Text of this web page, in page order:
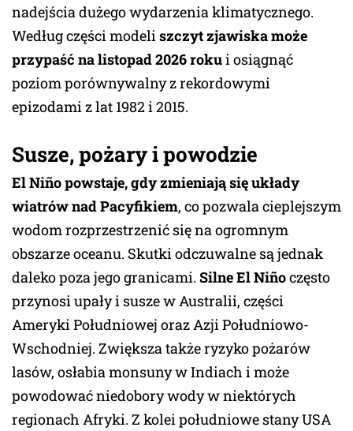
nadejścia dużego wydarzenia klimatycznego.
Według części modeliszczyt zjawiska może
przypaść na listopad 2026 rokui osiągnąć
poziom porównywalny z rekordowymi
epizodami z lat 1982 i 2015.
Susze, pożary i powodzie
El Niño powstaje, gdy zmieniają się układy
wiatrów nad Pacyfikiem, co pozwala cieplejszym
wodom rozprzestrzenić się na ogromnym
obszarze oceanu. Skutki odczuwalne są jednak
daleko poza jego granicami. Silne El Niñoczęsto
przynosi upały i susze w Australii, części
Ameryki Południowej oraz Azji Południowo-
Wschodniej. Zwiększa także ryzyko pożarów
lasów, osłabia monsuny w Indiach i może
powodować niedobory wody w niektórych
regionach Afryki. Z kolei południowe stany USA